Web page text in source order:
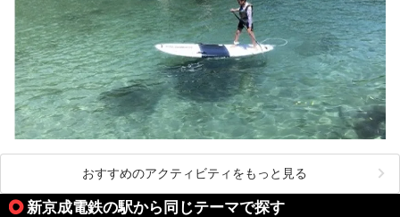
おすすめのアクティビティをもっと見る
新京成電鉄の駅から同じテーマで探す